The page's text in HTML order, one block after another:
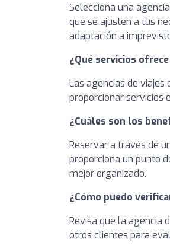
Selecciona una
que se ajusten a tus
adaptación a
¿Qué servicios
Las agencias de
proporcionar servicios
¿Cuáles son los
Reservar a través de
proporciona un punto
mejor organizado.
¿Cómo puedo
Revisa que la agencia
otros clientes para